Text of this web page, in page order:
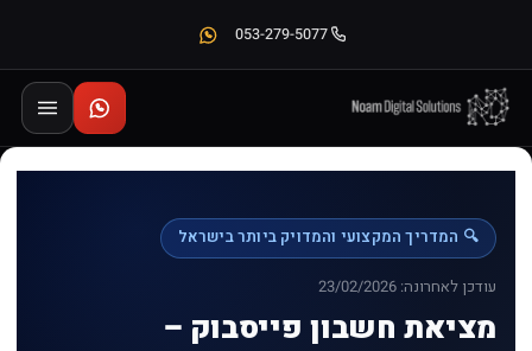
053-279-5077
🔍 המדריך המקצועי והמדויק ביותר בישראל
עודכן לאחרונה: 23/02/2026
מציאת חשבון פייסבוק –